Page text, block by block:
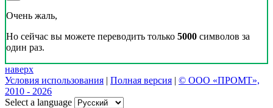
Очень жаль,
Но сейчас вы можете переводить только 5000 символов за
один раз.
наверх
Условия использования | Полная версия | © ООО «ПРОМТ»,
2010 - 2026
Select a language